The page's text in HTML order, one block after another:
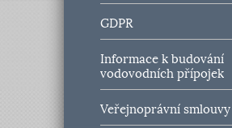
GDPR
Informace k budování
vodovodních přípojek
Veřejnoprávní smlouvy